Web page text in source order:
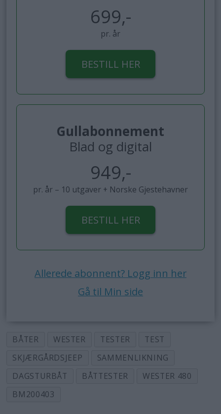
699,-
pr. år
BESTILL HER
Gullabonnement
Blad og digital
949,-
pr. år – 10 utgaver + Norske Gjestehavner
BESTILL HER
Allerede abonnent? Logg inn her
Gå til Min side
BÅTER WESTER TESTER
TEST
SKJÆRGÅRDSJEEP
SAMMENLIKNING
DAGSTURBÅT
BÅTTESTER
WESTER 480
BM200403